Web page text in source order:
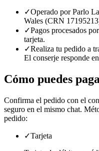
✓Operado por Parlo
Wales (CRN
✓Pagos procesados
tarjeta.
✓Realiza tu pedido a
El conserje responde
Cómo puedes
Confirma el pedido con el
seguro en el mismo chat.
pedido:
✓Tarjeta